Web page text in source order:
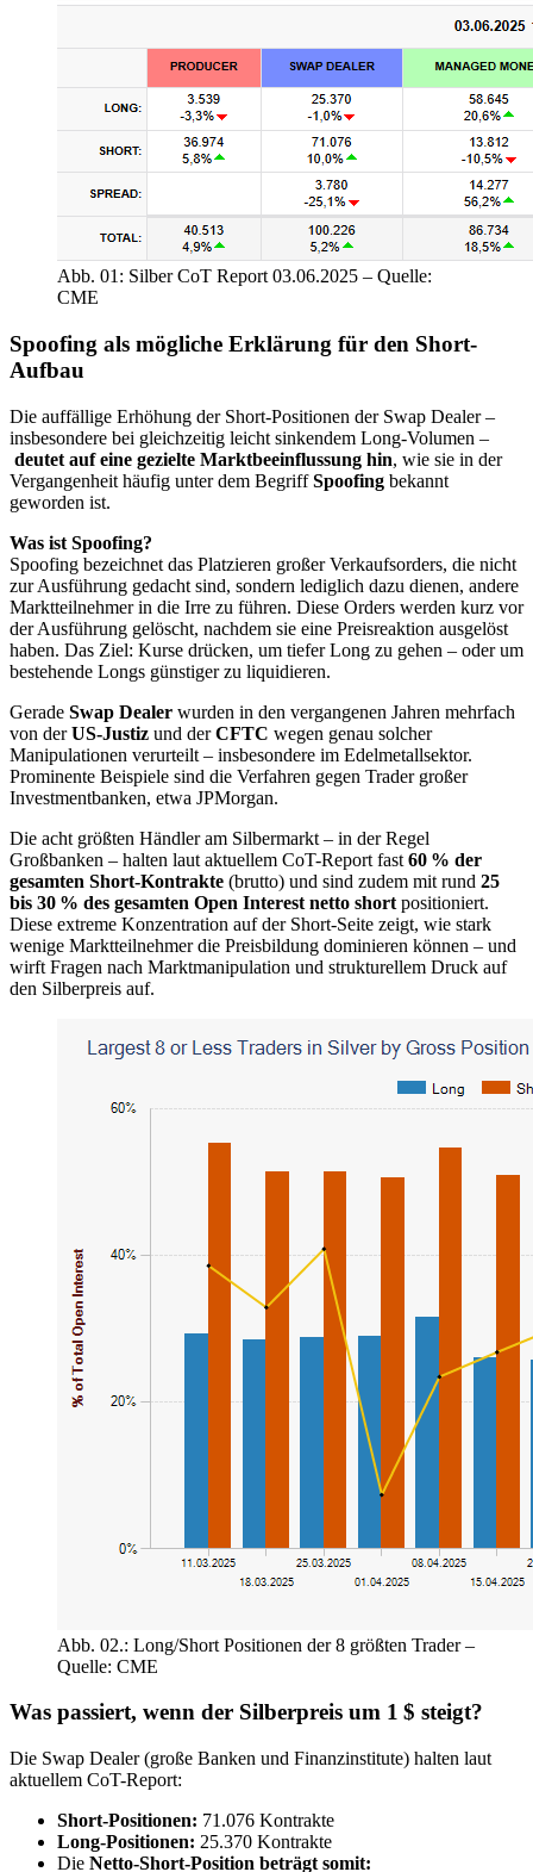
Abb. 01: Silber CoT Report 03.06.2025 – Quelle:
CME
Spoofing als mögliche Erklärung für den Short-
Aufbau
Die auffällige Erhöhung der Short-Positionen der Swap Dealer –
insbesondere bei gleichzeitig leicht sinkendem Long-Volumen –
deutet auf eine gezielte Marktbeeinflussung hin, wie sie in der
Vergangenheit häufig unter dem BegriffSpoofing bekannt
geworden ist.
Was ist Spoofing?
Spoofing bezeichnet das Platzieren großer Verkaufsorders, die nicht
zur Ausführung gedacht sind, sondern lediglich dazu dienen, andere
Marktteilnehmer in die Irre zu führen. Diese Orders werden kurz vor
der Ausführung gelöscht, nachdem sie eine Preisreaktion ausgelöst
haben. Das Ziel: Kurse drücken, um tiefer Long zu gehen – oder um
bestehende Longs günstiger zu liquidieren.
Gerade Swap Dealer wurden in den vergangenen Jahren mehrfach
von derUS-Justiz und derCFTC wegen genau solcher
Manipulationen verurteilt – insbesondere im Edelmetallsektor.
Prominente Beispiele sind die Verfahren gegen Trader großer
Investmentbanken, etwa JPMorgan.
Die acht größten Händler am Silbermarkt – in der Regel
Großbanken – halten laut aktuellem CoT-Report fast 60 % der
gesamten Short-Kontrakte (brutto) und sind zudem mit rund 25
bis 30 % des gesamten Open Interest netto short positioniert.
Diese extreme Konzentration auf der Short-Seite zeigt, wie stark
wenige Marktteilnehmer die Preisbildung dominieren können – und
wirft Fragen nach Marktmanipulation und strukturellem Druck auf
den Silberpreis auf.
Abb. 02.: Long/Short Positionen der 8 größten Trader –
Quelle: CME
Was passiert, wenn der Silberpreis um 1 $ steigt?
Die Swap Dealer (große Banken und Finanzinstitute) halten laut
aktuellem CoT-Report:
Short-Positionen: 71.076 Kontrakte
Long-Positionen: 25.370 Kontrakte
Die Netto-Short-Position beträgt somit: